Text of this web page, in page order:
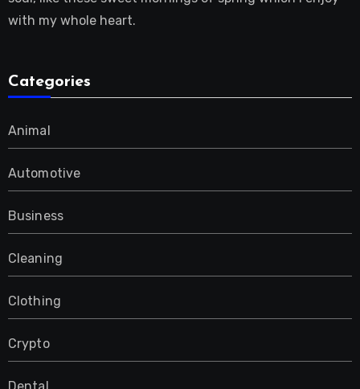
with my whole heart.
Categories
Animal
Automotive
Business
Cleaning
Clothing
Crypto